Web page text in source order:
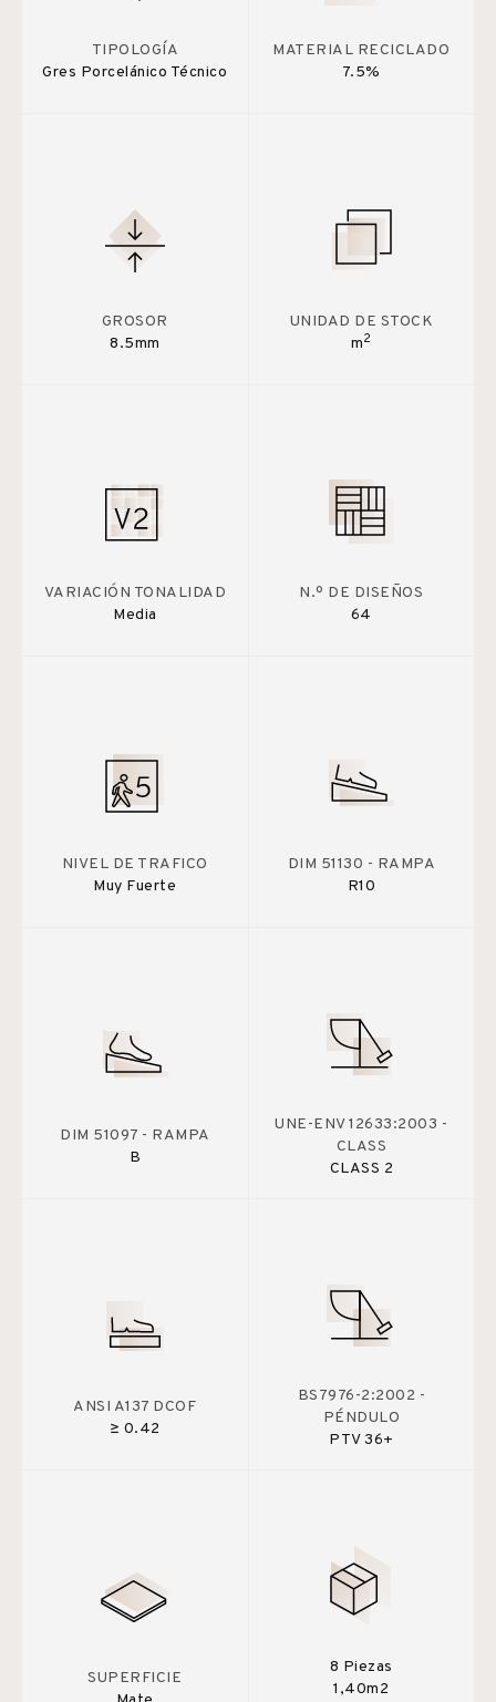
TIPOLOGÍA
Gres Porcelánico Técnico
MATERIAL RECICLADO
7.5%
GROSOR
8.5mm
UNIDAD DE STOCK
m2
VARIACIÓN TONALIDAD
Media
N.º DE DISEÑOS
64
NIVEL DE TRAFICO
Muy Fuerte
DIM 51130 - RAMPA
R10
DIM 51097 - RAMPA
B
UNE-ENV 12633:2003 -
CLASS
CLASS 2
ANSI A137 DCOF
≥ 0.42
BS7976-2:2002 -
PÉNDULO
PTV 36+
SUPERFICIE
8 Piezas
1,40m2